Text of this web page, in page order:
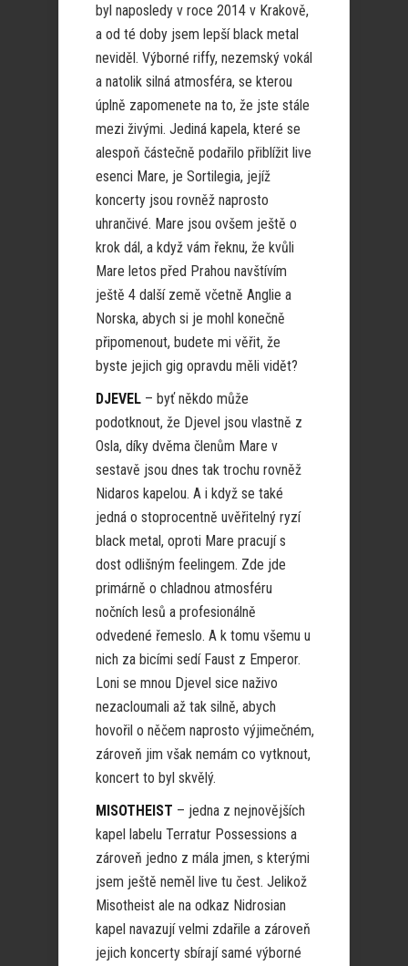
byl naposledy v roce 2014 v Krakově,
a od té doby jsem lepší black metal
neviděl. Výborné riffy, nezemský vokál
a natolik silná atmosféra, se kterou
úplně zapomenete na to, že jste stále
mezi živými. Jediná kapela, které se
alespoň částečně podařilo přiblížit live
esenci Mare, je Sortilegia, jejíž
koncerty jsou rovněž naprosto
uhrančivé. Mare jsou ovšem ještě o
krok dál, a když vám řeknu, že kvůli
Mare letos před Prahou navštívím
ještě 4 další země včetně Anglie a
Norska, abych si je mohl konečně
připomenout, budete mi věřit, že
byste jejich gig opravdu měli vidět?
DJEVEL – byť někdo může
podotknout, že Djevel jsou vlastně z
Osla, díky dvěma členům Mare v
sestavě jsou dnes tak trochu rovněž
Nidaros kapelou. A i když se také
jedná o stoprocentně uvěřitelný ryzí
black metal, oproti Mare pracují s
dost odlišným feelingem. Zde jde
primárně o chladnou atmosféru
nočních lesů a profesionálně
odvedené řemeslo. A k tomu všemu u
nich za bicími sedí Faust z Emperor.
Loni se mnou Djevel sice naživo
nezacloumali až tak silně, abych
hovořil o něčem naprosto výjimečném,
zároveň jim však nemám co vytknout,
koncert to byl skvělý.
MISOTHEIST – jedna z nejnovějších
kapel labelu Terratur Possessions a
zároveň jedno z mála jmen, s kterými
jsem ještě neměl live tu čest. Jelikož
Misotheist ale na odkaz Nidrosian
kapel navazují velmi zdařile a zároveň
jejich koncerty sbírají samé výborné